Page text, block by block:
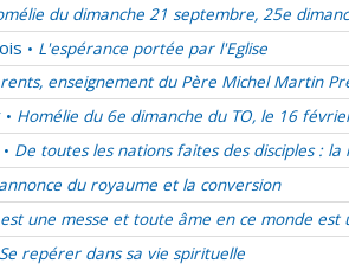
du dimanche 21 septembre, 25e
• L'espérance portée par l'Eglise
enseignement du Père Michel Martin
• Homélie du 6e dimanche du TO, le 16
• De toutes les nations faites des disciples :
du royaume et la conversion
une messe et toute âme en ce monde est
Se repérer dans sa vie spirituelle